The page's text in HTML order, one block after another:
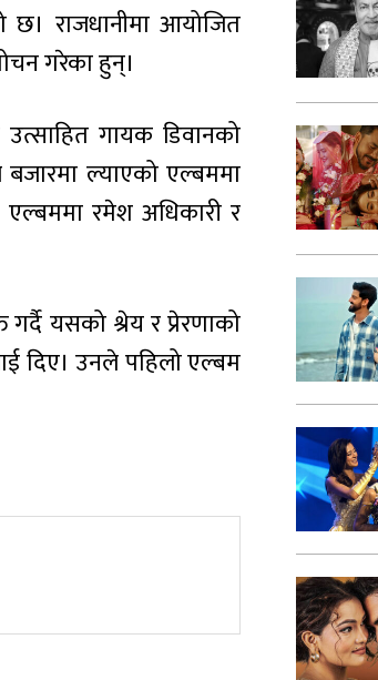
छ। राजधानीमा आयोजित
गरेका हुन्।
गायक डिवानको
ल्याएको एल्बममा
एल्बममा रमेश अधिकारी र
यसको श्रेय र प्रेरणाको
दिए। उनले पहिलो एल्बम